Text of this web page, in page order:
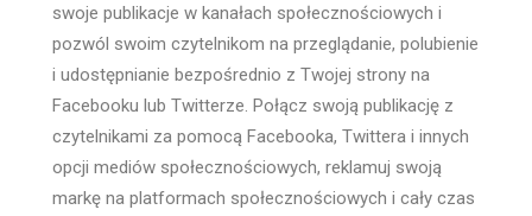
swoje publikacje w kanałach społecznościowych i
pozwól swoim czytelnikom na przeglądanie, polubienie
i udostępnianie bezpośrednio z Twojej strony na
Facebooku lub Twitterze. Połącz swoją publikację z
czytelnikami za pomocą Facebooka, Twittera i innych
opcji mediów społecznościowych, reklamuj swoją
markę na platformach społecznościowych i cały czas